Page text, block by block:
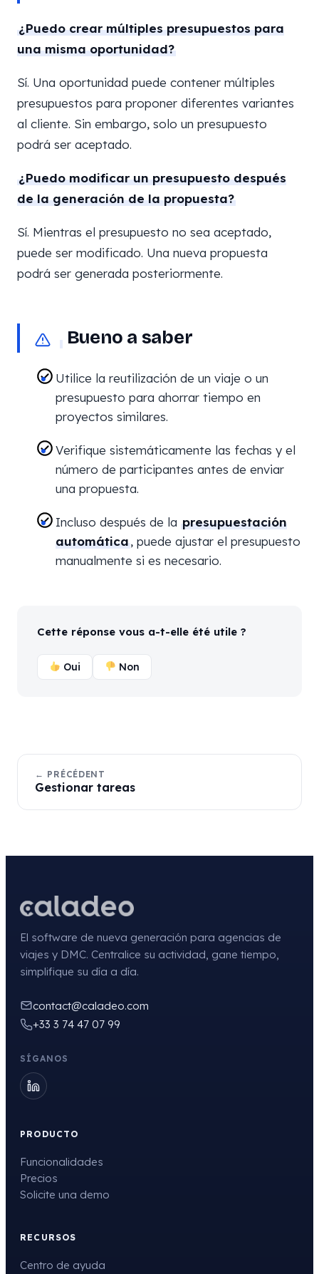
¿Puedo crear múltiples presupuestos para
una misma oportunidad?
Sí. Una oportunidad puede contener múltiples
presupuestos para proponer diferentes variantes
al cliente. Sin embargo, solo un presupuesto
podrá ser aceptado.
¿Puedo modificar un presupuesto después
de la generación de la propuesta?
Sí. Mientras el presupuesto no sea aceptado,
puede ser modificado. Una nueva propuesta
podrá ser generada posteriormente.
Bueno a saber
Utilice la reutilización de un viaje o un
presupuesto para ahorrar tiempo en
proyectos similares.
Verifique sistemáticamente las fechas y el
número de participantes antes de enviar
una propuesta.
Incluso después de la presupuestación
automática, puede ajustar el presupuesto
manualmente si es necesario.
Cette réponse vous a-t-elle été utile ?
Oui Non
← PRÉCÉDENT
Gestionar tareas
El software de nueva generación para agencias de
viajes y DMC. Centralice su actividad, gane tiempo,
simplifique su día a día.
contact@caladeo.com
+33 3 74 47 07 99
SÍGANOS
PRODUCTO
Funcionalidades
Precios
Solicite una demo
RECURSOS
Centro de ayuda